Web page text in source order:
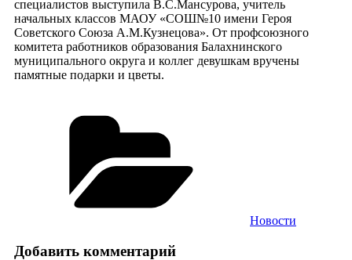
специалистов выступила В.С.Мансурова, учитель
начальных классов МАОУ «СОШ№10 имени Героя
Советского Союза А.М.Кузнецова». От профсоюзного
комитета работников образования Балахнинского
муниципального округа и коллег девушкам вручены
памятные подарки и цветы.
Новости
Добавить комментарий